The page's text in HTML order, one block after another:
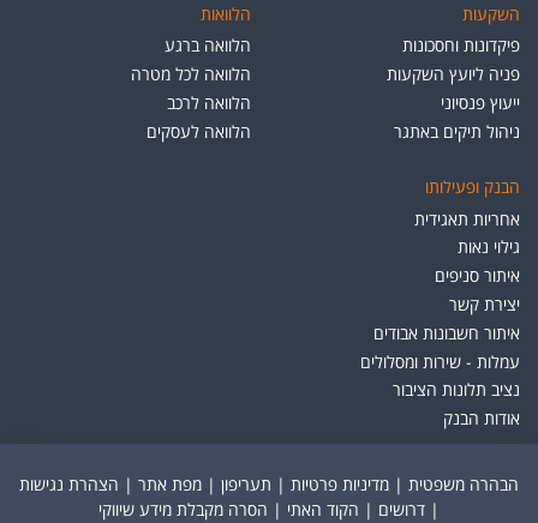
השקעות
פיקדונות וחסכונות
פניה ליועץ השקעות
ייעוץ פנסיוני
ניהול תיקים באתגר
הלוואות
הלוואה ברגע
הלוואה לכל מטרה
הלוואה לרכב
הלוואה לעסקים
הבנק ופעילותו
אחריות תאגידית
גילוי נאות
איתור סניפים
יצירת קשר
איתור חשבונות אבודים
עמלות - שירות ומסלולים
נציב תלונות הציבור
אודות הבנק
הבהרה משפטית | מדיניות פרטיות | תעריפון | מפת אתר | הצהרת נגישות
| דרושים | הקוד האתי | הסרה מקבלת מידע שיווקי